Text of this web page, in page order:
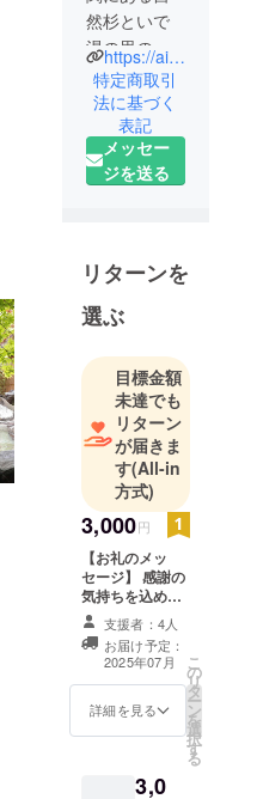
然杉といで
湯の里の真
ん中にあ
る、二酸化
炭素の泡立
つ赤湯が自
慢のお宿。
室露天風呂
で、のんび
りお寛ぎい
宿です。
源泉100％の
「温泉力」
をぜひご体
感くださ
い。
https://ainorionsen.com/
特定商取引
法に基づく
表記
メッセー
ジを送る
リターンを
選ぶ
目標金額
未達でも
リターン
が届きま
す(All-in
方式)
3,000円
【お礼のメッ
セージ】 感謝の
気持ちを込め
て、お礼のメッ
セージをお送り
します。 手数料
を除く全額を修
繕費用にさせて
いただきます。
〈内容〉 ・お礼
す。 ※ 応援コメ
支援者：4人
お届け予定：
2025年07月
詳細を見る
こ
の
リ
タ
ー
ン
を
選
択
す
る
3,0